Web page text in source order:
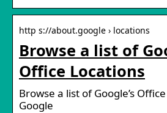
http s://about.google › locations
Browse a list of
Office Locations
Browse a list of Google’s
Google